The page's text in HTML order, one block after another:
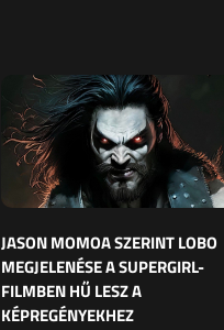
JASON MOMOA SZERINT LOBO
MEGJELENÉSE A SUPERGIRL-
FILMBEN HŰ LESZ A
KÉPREGÉNYEKHEZ